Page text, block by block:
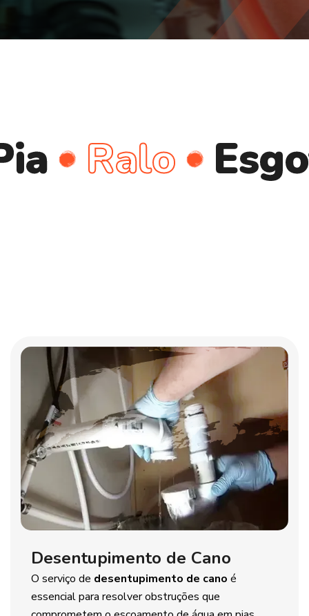
Esgoto
Desentupimento de Cano
O serviço de desentupimento de cano é
essencial para resolver obstruções que